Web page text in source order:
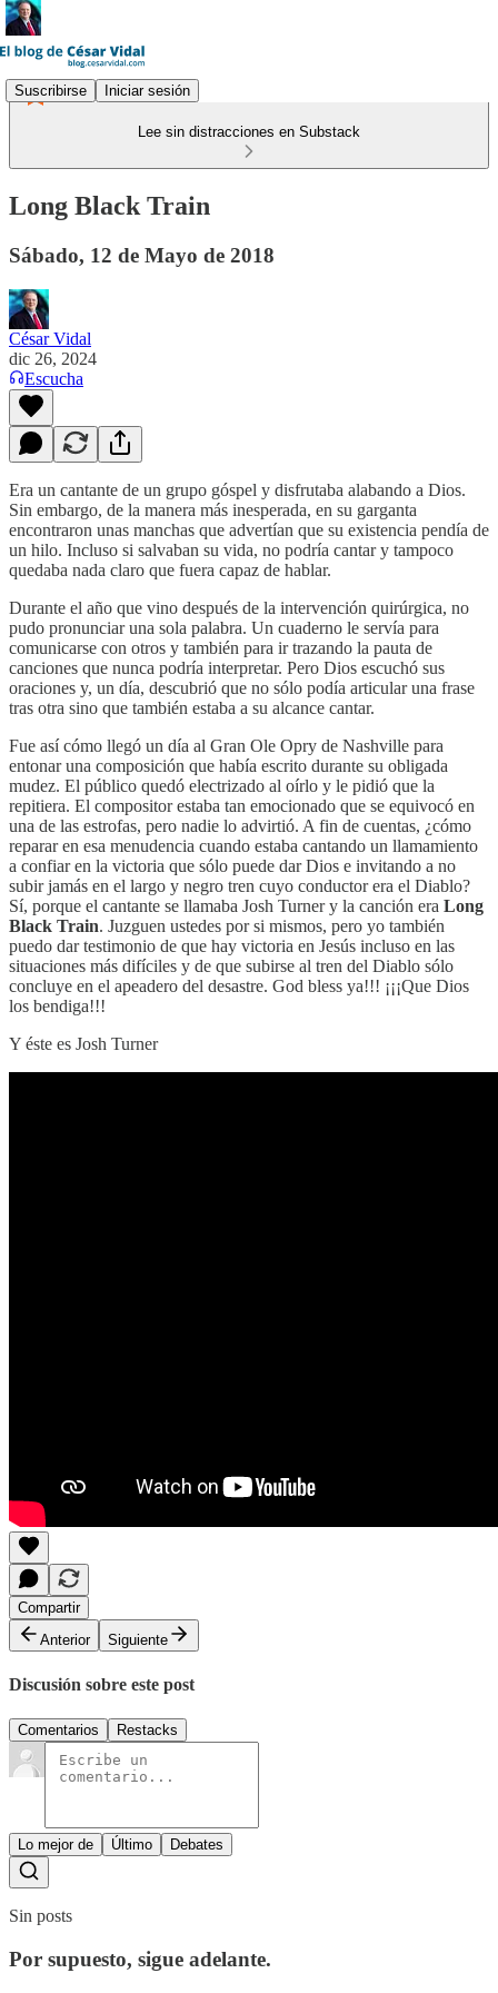
Suscribirse Iniciar sesión
Lee sin distracciones en Substack
Long Black Train
Sábado, 12 de Mayo de 2018
César Vidal
dic 26, 2024
Escucha
Era un cantante de un grupo góspel y disfrutaba alabando a Dios.
Sin embargo, de la manera más inesperada, en su garganta
encontraron unas manchas que advertían que su existencia pendía de
un hilo. Incluso si salvaban su vida, no podría cantar y tampoco
quedaba nada claro que fuera capaz de hablar.
Durante el año que vino después de la intervención quirúrgica, no
pudo pronunciar una sola palabra. Un cuaderno le servía para
comunicarse con otros y también para ir trazando la pauta de
canciones que nunca podría interpretar. Pero Dios escuchó sus
oraciones y, un día, descubrió que no sólo podía articular una frase
tras otra sino que también estaba a su alcance cantar.
Fue así cómo llegó un día al Gran Ole Opry de Nashville para
entonar una composición que había escrito durante su obligada
mudez. El público quedó electrizado al oírlo y le pidió que la
repitiera. El compositor estaba tan emocionado que se equivocó en
una de las estrofas, pero nadie lo advirtió. A fin de cuentas, ¿cómo
reparar en esa menudencia cuando estaba cantando un llamamiento
a confiar en la victoria que sólo puede dar Dios e invitando a no
subir jamás en el largo y negro tren cuyo conductor era el Diablo?
Sí, porque el cantante se llamaba Josh Turner y la canción era Long
Black Train. Juzguen ustedes por si mismos, pero yo también
puedo dar testimonio de que hay victoria en Jesús incluso en las
situaciones más difíciles y de que subirse al tren del Diablo sólo
concluye en el apeadero del desastre. God bless ya!!! ¡¡¡Que Dios
los bendiga!!!
Y éste es Josh Turner
Compartir
Anterior
Siguiente
Discusión sobre este post
Comentarios Restacks
Lo mejor de Último Debates
Sin posts
Por supuesto, sigue adelante.